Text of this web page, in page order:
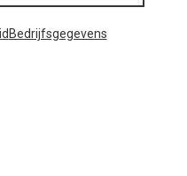
Bedrijfsgegevens